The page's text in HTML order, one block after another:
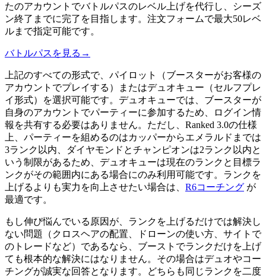
たのアカウントでバトルパスのレベル上げを代行し、シーズ
ン終了までに完了を目指します。注文フォームで最大50レベ
ルまで指定可能です。
バトルパスを見る →
上記のすべての形式で、パイロット（ブースターがお客様の
アカウントでプレイする）またはデュオキュー（セルフプレ
イ形式）を選択可能です。デュオキューでは、ブースターが
自身のアカウントでパーティーに参加するため、ログイン情
報を共有する必要はありません。ただし、Ranked 3.0の仕様
上、パーティーを組めるのはカッパーからエメラルドまでは
3ランク以内、ダイヤモンドとチャンピオンは2ランク以内と
いう制限があるため、デュオキューは現在のランクと目標ラ
ンクがその範囲内にある場合にのみ利用可能です。ランクを
上げるよりも実力を向上させたい場合は、 R6コーチング が
最適です。
もし伸び悩んでいる原因が、ランクを上げるだけでは解決し
ない問題（クロスヘアの配置、ドローンの使い方、サイトで
のトレードなど）であるなら、ブーストでランクだけを上げ
ても根本的な解決にはなりません。その場合はデュオやコー
チングが誠実な回答となります。どちらも同じランクを二度